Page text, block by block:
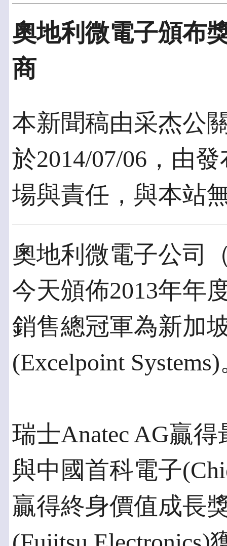
奧地利微電子頒布
商
本新聞稿由采杰公
於2014/07/06，由
場與責任，與本站
奧地利微電子公司
今天頒佈2013年年
銷售總冠軍為新加
(Excelpoint
瑞士Anatec AG贏
與中國首科電子
贏得終身價值成長